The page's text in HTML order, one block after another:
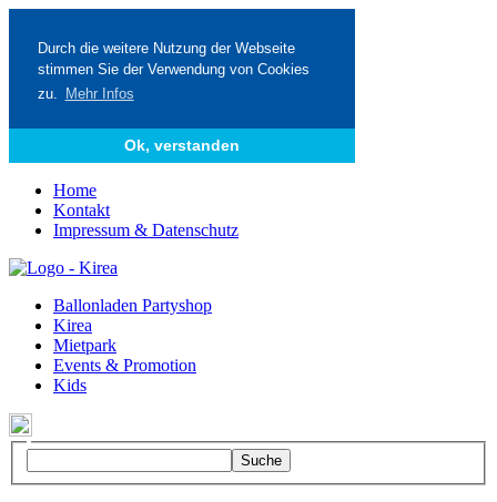
Durch die weitere Nutzung der Webseite
stimmen Sie der Verwendung von Cookies
zu.
Mehr Infos
Ok, verstanden
Home
Kontakt
Impressum & Datenschutz
Ballonladen Partyshop
Kirea
Mietpark
Events & Promotion
Kids